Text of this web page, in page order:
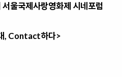
울국제사랑영화제 시네포럼
, Contact하다>